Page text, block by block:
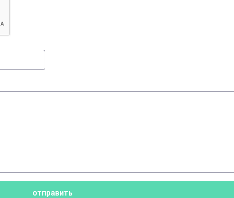
отправить